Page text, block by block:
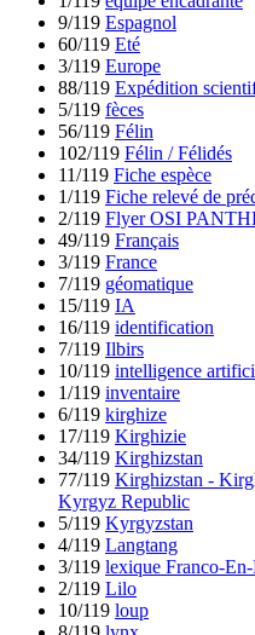
9/119 Espagnol
60/119 Eté
3/119 Europe
88/119 Expédition
5/119 fèces
56/119 Félin
102/119 Félin / Félidés
11/119 Fiche espèce
1/119 Fiche relevé de
2/119 Flyer OSI
49/119 Français
3/119 France
7/119 géomatique
15/119 IA
16/119 identification
7/119 Ilbirs
10/119 intelligence
1/119 inventaire
6/119 kirghize
17/119 Kirghizie
34/119 Kirghizstan
77/119 Kirghizstan -
Kyrgyz Republic
5/119 Kyrgyzstan
4/119 Langtang
3/119 lexique Franco-
2/119 Lilo
10/119 loup